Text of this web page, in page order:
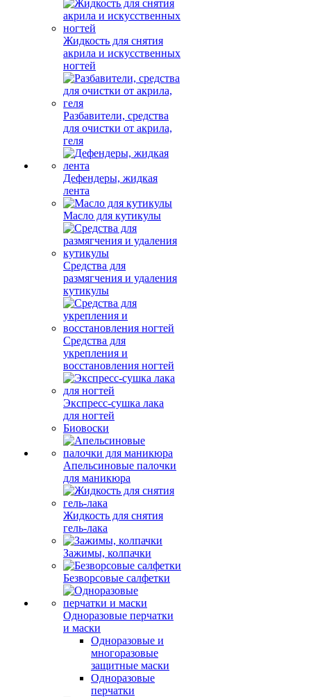
Жидкость для снятия
акрила и искусственных
ногтей
Разбавители, средства
для очистки от акрила,
геля
Дефендеры, жидкая
лента
Масло для кутикулы
Средства для
размягчения и удаления
кутикулы
Средства для
укрепления и
восстановления ногтей
Экспресс-сушка лака
для ногтей
Биовоски
Апельсиновые палочки
для маникюра
Жидкость для снятия
гель-лака
Зажимы, колпачки
Безворсовые салфетки
Одноразовые перчатки
и маски
Одноразовые и
многоразовые
защитные маски
Одноразовые
перчатки